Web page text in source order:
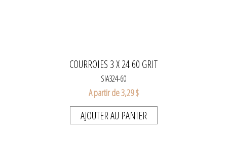
COURROIES 3 X 24 60 GRIT
SIA324-60
A partir de 3,29 $
AJOUTER AU PANIER